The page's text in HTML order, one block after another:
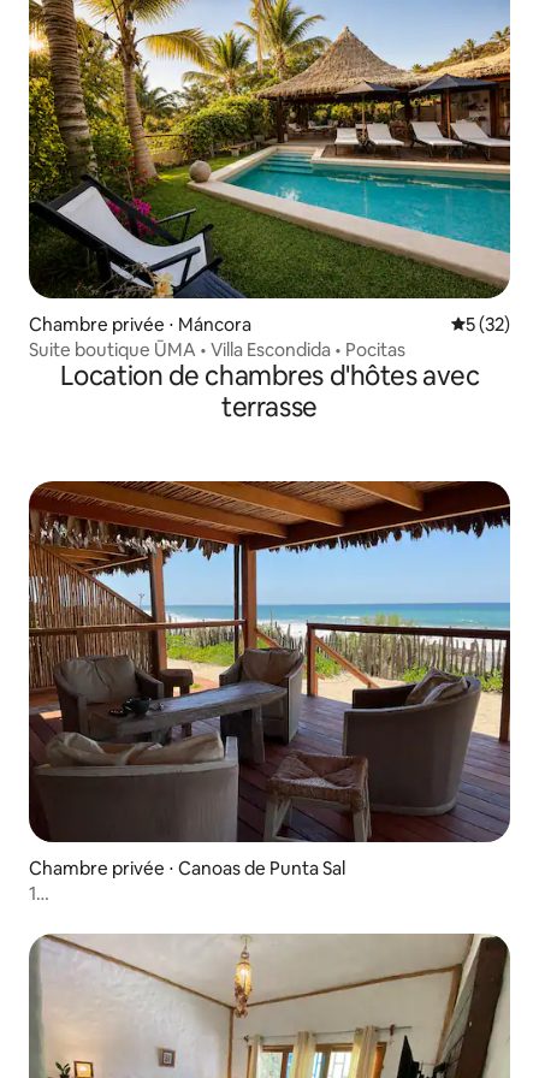
Chambre privée ⋅ Máncora
5 (32)
Suite boutique ŪMA • Villa Escondida • Pocitas
Location de chambres d'hôtes avec
terrasse
Chambre privée ⋅ Canoas de Punta Sal
1